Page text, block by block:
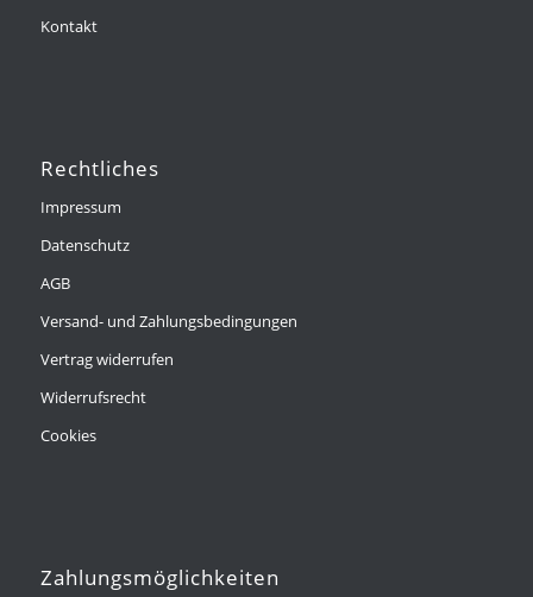
Kontakt
Rechtliches
Impressum
Datenschutz
AGB
Versand- und Zahlungsbedingungen
Vertrag widerrufen
Widerrufsrecht
Cookies
Zahlungsmöglichkeiten